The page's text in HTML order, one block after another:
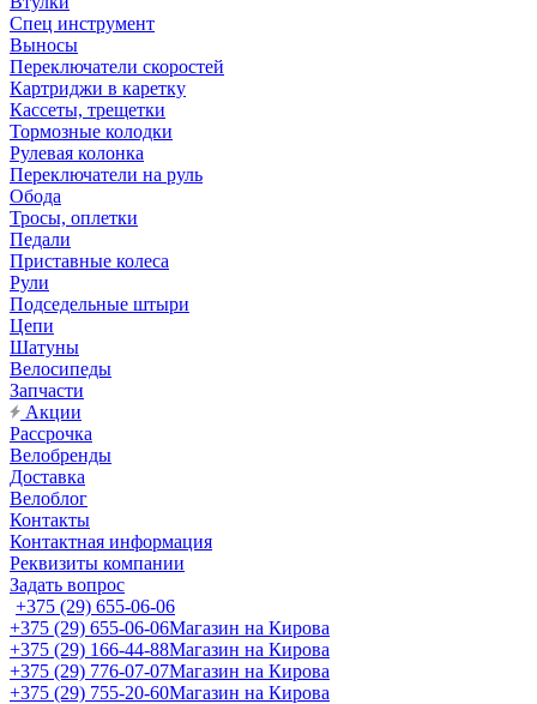
Спец инструмент
Выносы
Переключатели скоростей
Картриджи в каретку
Кассеты, трещетки
Тормозные колодки
Рулевая колонка
Переключатели на руль
Обода
Тросы, оплетки
Педали
Приставные колеса
Рули
Подседельные штыри
Цепи
Шатуны
Велосипеды
Запчасти
Акции
Рассрочка
Велобренды
Доставка
Велоблог
Контакты
Контактная информация
Реквизиты компании
Задать вопрос
+375 (29) 655-06-06
+375 (29) 655-06-06Магазин на Кирова
+375 (29) 166-44-88Магазин на Кирова
+375 (29) 776-07-07Магазин на Кирова
+375 (29) 755-20-60Магазин на Кирова